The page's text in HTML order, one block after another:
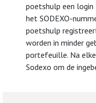
poetshulp een
het SODEXO-
poetshulp
worden in minder
portefeuille. Na
Sodexo om de